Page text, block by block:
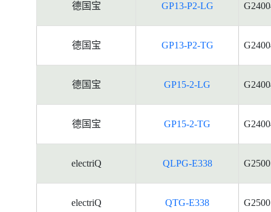
德国宝 GP13-P2-LG
德国宝 GP13-P2-TG
德国宝 GP15-2-LG
德国宝 GP15-2-TG
electriQ QLPG-E338
electriQ QTG-E338